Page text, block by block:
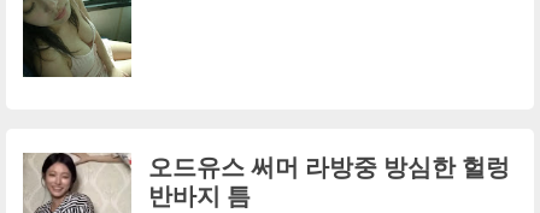
오드유스 써머 라방중 방심한 헐렁
반바지 틈